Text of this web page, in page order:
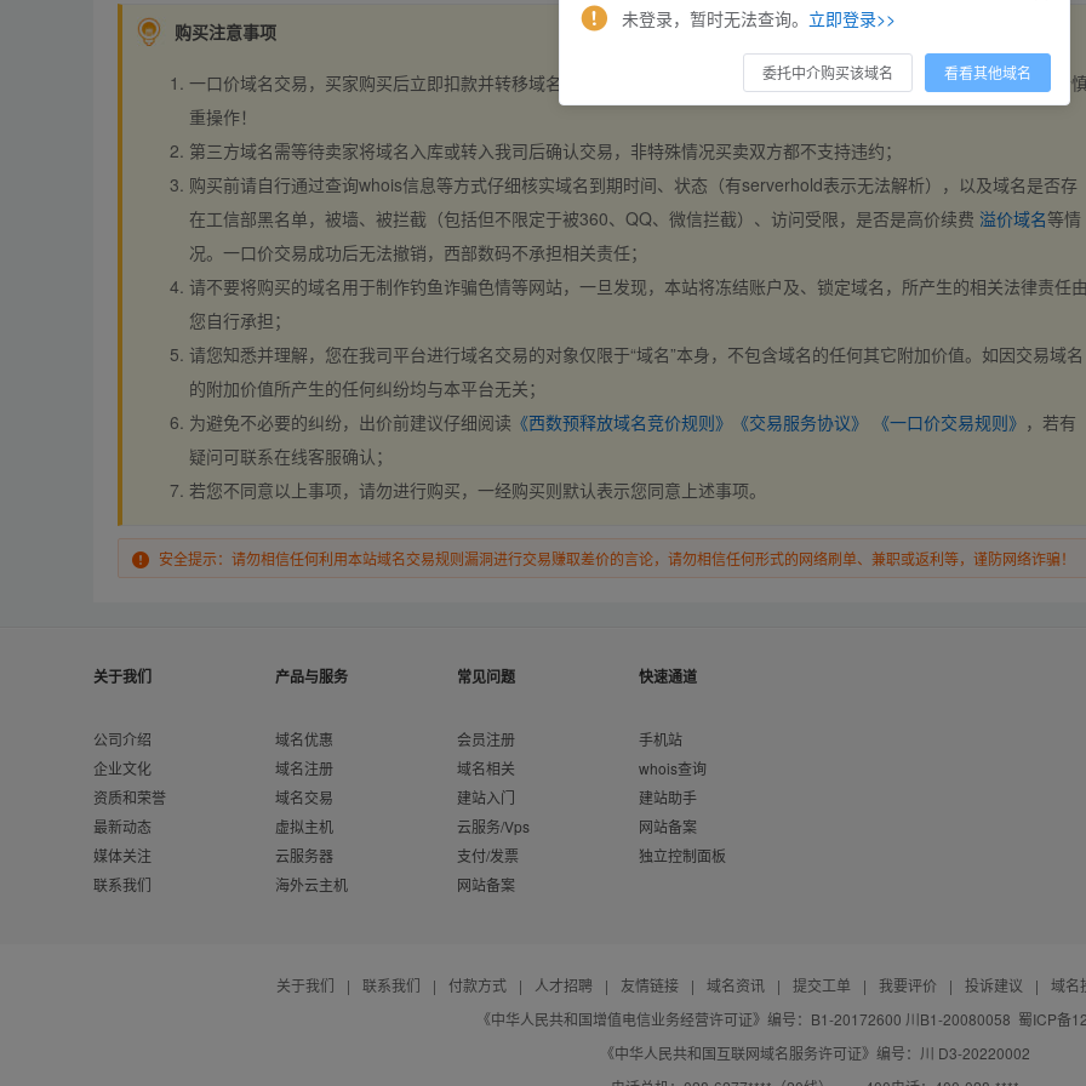
购买注意事项
一口价域名交易，买家购买后立即扣款并转移域名，交易自动完成。买卖双方都不支持违约，一旦出价不支持撤销，请
重操作！
第三方域名需等待卖家将域名入库或转入我司后确认交易，非特殊情况买卖双方都不支持违约；
购买前请自行通过查询whois信息等方式仔细核实域名到期时间、状态（有serverhold表示无法解析），以及域名是否存
在工信部黑名单，被墙、被拦截（包括但不限定于被360、QQ、微信拦截）、访问受限，是否是高价续费 溢价域名等情
况。一口价交易成功后无法撤销，西部数码不承担相关责任；
请不要将购买的域名用于制作钓鱼诈骗色情等网站，一旦发现，本站将冻结账户及、锁定域名，所产生的相关法律责任
您自行承担；
请您知悉并理解，您在我司平台进行域名交易的对象仅限于“域名”本身，不包含域名的任何其它附加价值。如因交易域名
的附加价值所产生的任何纠纷均与本平台无关；
为避免不必要的纠纷，出价前建议仔细阅读 《西数预释放域名竞价规则》 《交易服务协议》 《一口价交易规则》 ，若有
疑问可联系在线客服确认；
若您不同意以上事项，请勿进行购买，一经购买则默认表示您同意上述事项。
安全提示：请勿相信任何利用本站域名交易规则漏洞进行交易赚取差价的言论，请勿相信任何形式的网络刷单、兼职或返利等，谨防网络诈骗！
关于我们
公司介绍
企业文化
资质和荣誉
最新动态
媒体关注
联系我们
产品与服务
域名优惠
域名注册
域名交易
虚拟主机
云服务器
海外云主机
常见问题
会员注册
域名相关
建站入门
云服务/Vps
支付/发票
网站备案
快速通道
手机站
whois查询
建站助手
网站备案
独立控制面板
关于我们 | 联系我们 | 付款方式 | 人才招聘 | 友情链接 | 域名资讯 | 提交工单 | 我要评价 | 投诉建议 |
域名
《中华人民共和国增值电信业务经营许可证》编号：B1-20172600 川B1-20080058 蜀ICP备
《中华人民共和国互联网域名服务许可证》编号：川 D3-20220002
未登录，暂时无法查询。 立即登录>>
委托中介购买该域名 看看其他域名